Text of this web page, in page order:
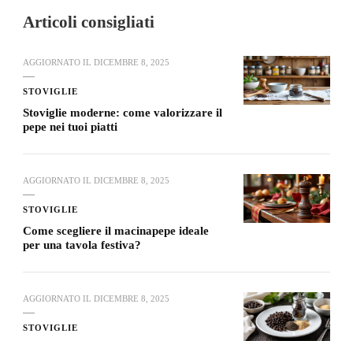
Articoli consigliati
AGGIORNATO IL DICEMBRE 8, 2025
STOVIGLIE
Stoviglie moderne: come valorizzare il
pepe nei tuoi piatti
AGGIORNATO IL DICEMBRE 8, 2025
STOVIGLIE
Come scegliere il macinapepe ideale
per una tavola festiva?
AGGIORNATO IL DICEMBRE 8, 2025
STOVIGLIE